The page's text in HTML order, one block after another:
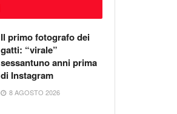
Il primo fotografo dei
gatti: “virale”
sessantuno anni prima
di Instagram
8 AGOSTO 2026